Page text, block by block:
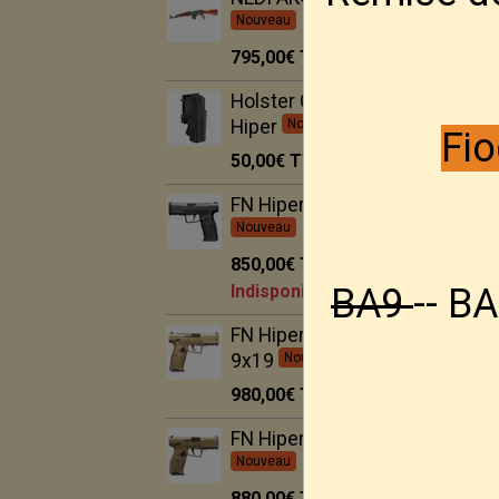
Nouveau
795,00€TTC
Holster Ghost pour FN
Hiper Nouveau
50,00€TTC
FN Hiper BLK 9x19
Nouveau
850,00€TTC
Indisponible
FN Hiper MRD FDE
9x19 Nouveau
980,00€TTC
FN Hiper FDE 9x19
Nouveau
BA9--